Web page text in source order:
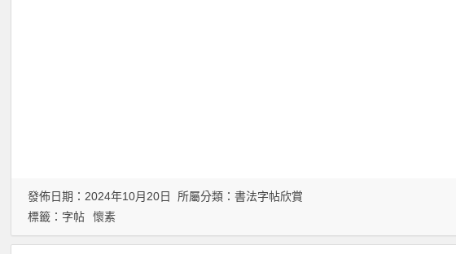
發佈日期：2024年10月20日 所屬分類：書法字帖欣賞
標籤： 字帖 懷素